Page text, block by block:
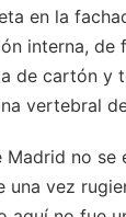
en la
interna, de
de cartón y
vertebral
no se
una vez